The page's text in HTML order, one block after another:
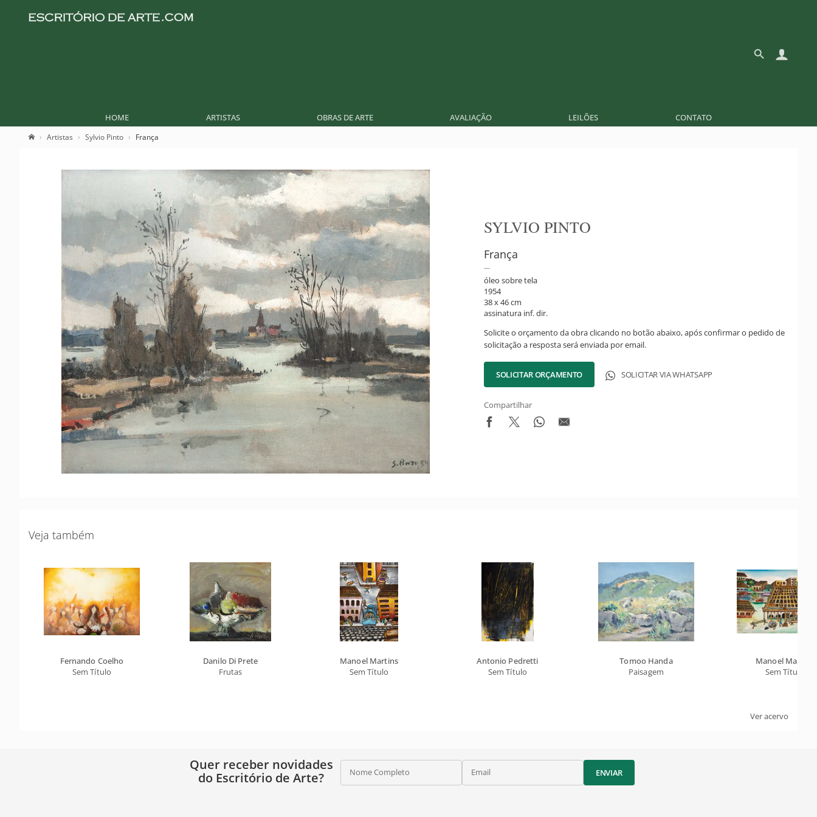
HOME ARTISTAS OBRAS DE ARTE AVALIAÇÃO LEILÕES CONTATO
Artistas Sylvio Pinto França
SYLVIO PINTO
França
óleo sobre tela
1954
38 x 46 cm
assinatura inf. dir.
Solicite o orçamento da obra clicando no botão abaixo, após confirmar o pedido de
solicitação a resposta será enviada por email.
SOLICITAR ORÇAMENTO SOLICITAR VIA WHATSAPP
Compartilhar
Veja também
Fernando Coelho
Sem Título
Danilo Di Prete
Frutas
Manoel Martins
Sem Título
Antonio Pedretti
Sem Título
Tomoo Handa
Paisagem
Manoel Martins
Sem Título
Ver acervo
Quer receber novidades
do Escritório de Arte?
Nome Completo Email ENVIAR